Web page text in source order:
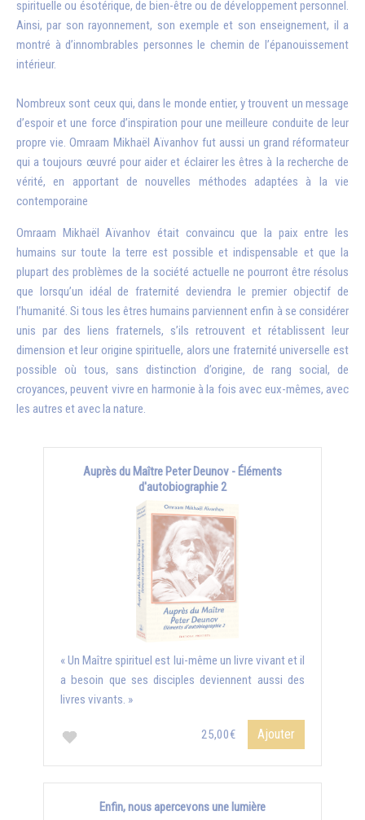
spirituelle ou ésotérique, de bien-être ou de développement personnel.
Ainsi, par son rayonnement, son exemple et son enseignement, il a
montré à d’innombrables personnes le chemin de l’épanouissement
intérieur.
Nombreux sont ceux qui, dans le monde entier, y trouvent un message
d’espoir et une force d’inspiration pour une meilleure conduite de leur
propre vie. Omraam Mikhaël Aïvanhov fut aussi un grand réformateur
qui a toujours œuvré pour aider et éclairer les êtres à la recherche de
vérité, en apportant de nouvelles méthodes adaptées à la vie
contemporaine
Omraam Mikhaël Aïvanhov était convaincu que la paix entre les
humains sur toute la terre est possible et indispensable et que la
plupart des problèmes de la société actuelle ne pourront être résolus
que lorsqu’un idéal de fraternité deviendra le premier objectif de
l’humanité. Si tous les êtres humains parviennent enfin à se considérer
unis par des liens fraternels, s’ils retrouvent et rétablissent leur
dimension et leur origine spirituelle, alors une fraternité universelle est
possible où tous, sans distinction d’origine, de rang social, de
croyances, peuvent vivre en harmonie à la fois avec eux-mêmes, avec
les autres et avec la nature.
Auprès du Maître Peter Deunov - Éléments
d'autobiographie 2
« Un Maître spirituel est lui-même un livre vivant et il
a besoin que ses disciples deviennent aussi des
livres vivants. »
25,00€ Ajouter
Enfin, nous apercevons une lumière